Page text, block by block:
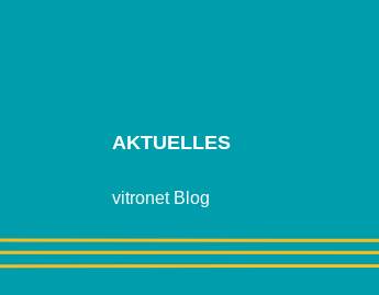
AKTUELLES
vitronet Blog